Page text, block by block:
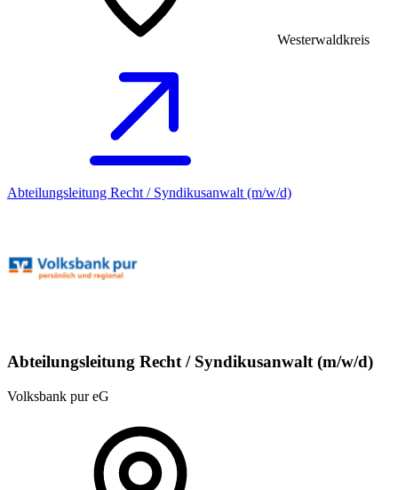
Westerwaldkreis
Abteilungsleitung Recht / Syndikusanwalt (m/w/d)
Abteilungsleitung Recht / Syndikusanwalt (m/w/d)
Volksbank pur eG